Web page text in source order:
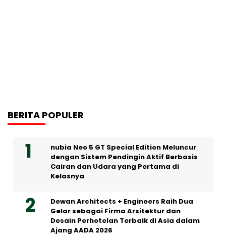
BERITA POPULER
nubia Neo 5 GT Special Edition Meluncur
dengan Sistem Pendingin Aktif Berbasis
Cairan dan Udara yang Pertama di
Kelasnya
Dewan Architects + Engineers Raih Dua
Gelar sebagai Firma Arsitektur dan
Desain Perhotelan Terbaik di Asia dalam
Ajang AADA 2026